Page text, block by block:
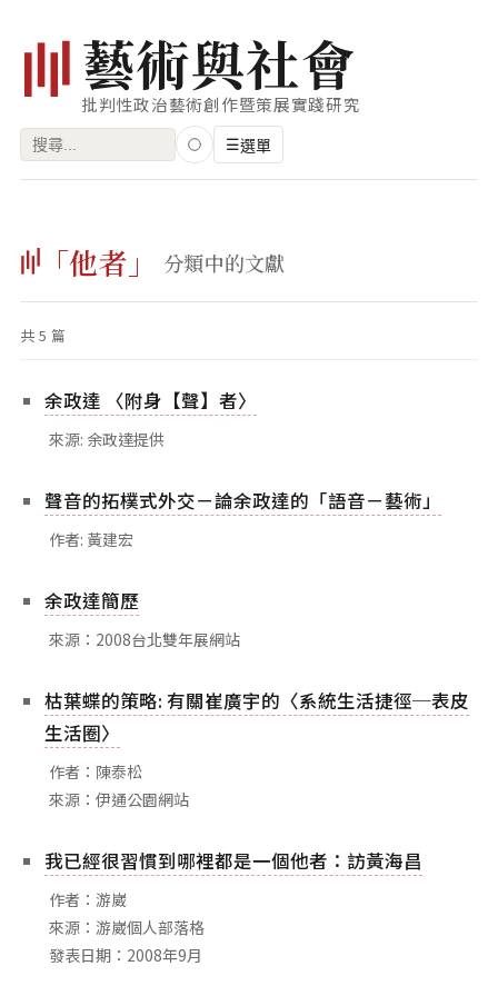
藝術與社會
批判性政治藝術創作暨策展實踐研究
搜
字:
☰選單
藝術家
創作類型
專題
索引
關鍵字
相關網站
關於
關於本站
團隊成員
「他者」 分類中的文獻
共 5 篇
余政達 〈附身【聲】者〉
來源: 余政達提供
聲音的拓樸式外交－論余政達的「語音－藝術」
作者: 黃建宏
余政達簡歷
來源：2008台北雙年展網站
枯葉蝶的策略: 有關崔廣宇的〈系統生活捷徑─表皮
生活圈〉
作者：陳泰松
來源：伊通公園網站
我已經很習慣到哪裡都是一個他者：訪黃海昌
作者：游崴
來源：游崴個人部落格
發表日期：2008年9月